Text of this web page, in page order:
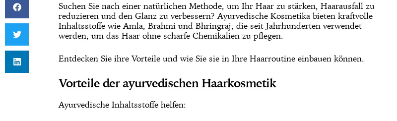
Suchen Sie nach einer natürlichen Methode, um Ihr Haar zu stärken, Haarausfall zu
reduzieren und den Glanz zu verbessern? Ayurvedische Kosmetika bieten kraftvolle
Inhaltsstoffe wie Amla, Brahmi und Bhringraj, die seit Jahrhunderten verwendet
werden, um das Haar ohne scharfe Chemikalien zu pflegen.
Entdecken Sie ihre Vorteile und wie Sie sie in Ihre Haarroutine einbauen können.
Vorteile der ayurvedischen Haarkosmetik
Ayurvedische Inhaltsstoffe helfen: